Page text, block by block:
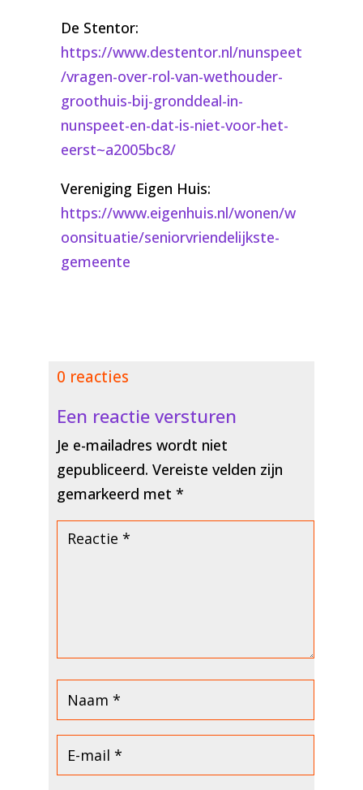
De Stentor:
https://www.destentor.nl/nunspeet
/vragen-over-rol-van-wethouder-
groothuis-bij-gronddeal-in-
nunspeet-en-dat-is-niet-voor-het-
eerst~a2005bc8/
Vereniging Eigen Huis:
https://www.eigenhuis.nl/wonen/w
oonsituatie/seniorvriendelijkste-
gemeente
0 reacties
Een reactie versturen
Je e-mailadres wordt niet
gepubliceerd. Vereiste velden zijn
gemarkeerd met *